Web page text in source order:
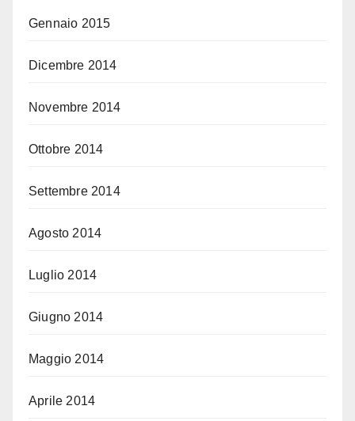
Gennaio 2015
Dicembre 2014
Novembre 2014
Ottobre 2014
Settembre 2014
Agosto 2014
Luglio 2014
Giugno 2014
Maggio 2014
Aprile 2014